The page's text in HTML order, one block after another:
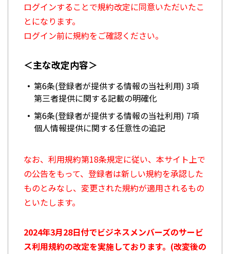
ログインすることで規約改定に同意いただいたこ
とになります。
ログイン前に規約をご確認ください。
＜主な改定内容＞
第6条(登録者が提供する情報の当社利用) 3項
第三者提供に関する記載の明確化
第6条(登録者が提供する情報の当社利用) 7項
個人情報提供に関する任意性の追記
なお、利用規約第18条規定に従い、本サイト上で
の公告をもって、登録者は新しい規約を承認した
ものとみなし、変更された規約が適用されるもの
といたします。
2024年3月28日付でビジネスメンバーズのサービ
ス利用規約の改定を実施しております。(改変後の